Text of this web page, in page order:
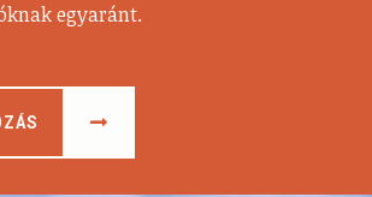
egyaránt.